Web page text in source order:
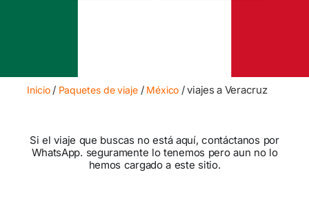
Inicio/ Paquetes de viaje/ México / viajes a Veracruz
Si el viaje que buscas no está aquí, contáctanos por
WhatsApp. seguramente lo tenemos pero aun no lo
hemos cargado a este sitio.